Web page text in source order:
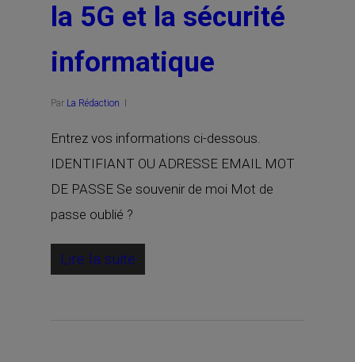
la 5G et la sécurité
informatique
Par La Rédaction
Entrez vos informations ci-dessous.
IDENTIFIANT OU ADRESSE EMAIL MOT
DE PASSE Se souvenir de moi Mot de
passe oublié ?
Lire la suite